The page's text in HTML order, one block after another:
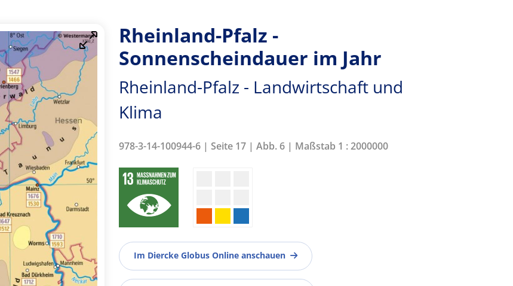
Rheinland-Pfalz -
Sonnenscheindauer im Jahr
Rheinland-Pfalz - Landwirtschaft und
Klima
978-3-14-100944-6 | Seite 17 | Abb. 6 | Maßstab 1 : 2000000
Im Diercke Globus Online anschauen